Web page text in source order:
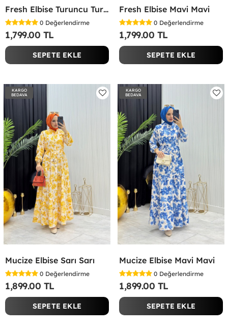
Fresh Elbise Turuncu Turuncu
0 Değerlendirme
1,799.00 TL
SEPETE EKLE
Fresh Elbise Mavi Mavi
0 Değerlendirme
1,799.00 TL
SEPETE EKLE
KARGO
BEDAVA
Mucize Elbise Sarı Sarı
0 Değerlendirme
1,899.00 TL
SEPETE EKLE
KARGO
BEDAVA
Mucize Elbise Mavi Mavi
0 Değerlendirme
1,899.00 TL
SEPETE EKLE